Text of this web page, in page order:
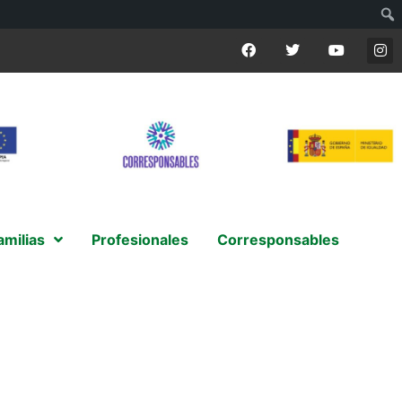
Profesionales Corresponsables